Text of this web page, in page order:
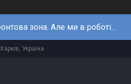
зона. Але ми в роботі...
Україна